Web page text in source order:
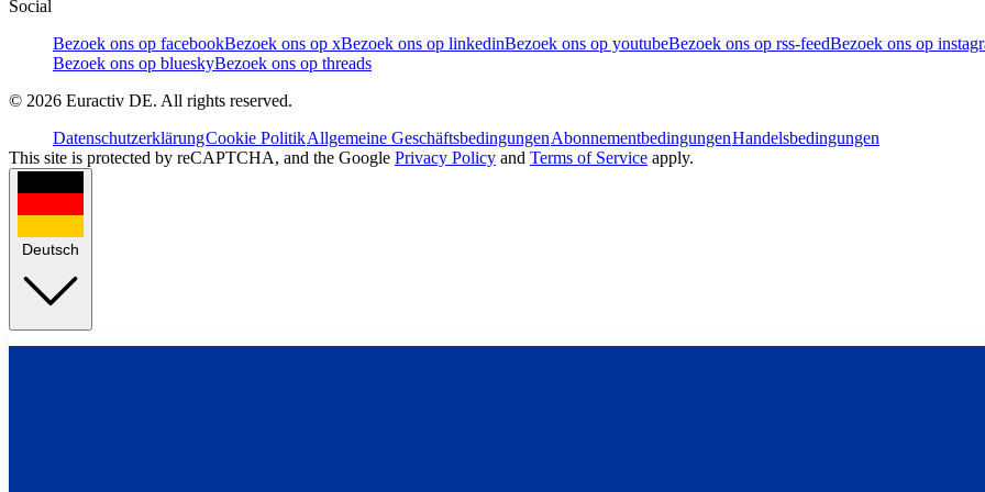
Social
Bezoek ons op facebookBezoek ons op xBezoek ons op linkedinBezoek ons op youtubeBezoek ons op rss-feedBezoek ons op
Bezoek ons op blueskyBezoek ons op threads
© 2026 Euractiv DE. All rights reserved.
DatenschutzerklärungCookie PolitikAllgemeine GeschäftsbedingungenAbonnementbedingungenHandelsbedingungen
This site is protected by reCAPTCHA, and the Google Privacy Policy and Terms of Service apply.
Deutsch